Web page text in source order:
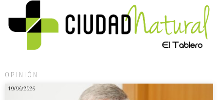
OPINIÓN
10/06/2026